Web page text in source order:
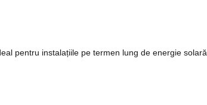
pentru instalațiile pe termen lung de energie solară.